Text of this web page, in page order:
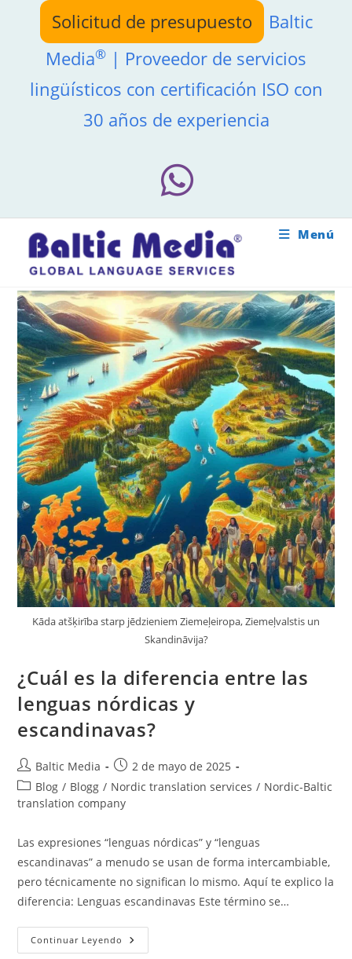
contenido
Solicitud de presupuesto
Baltic
Media® | Proveedor de servicios
lingüísticos con certificación ISO con
30 años de experiencia
Menú
Kāda atšķirība starp jēdzieniem Ziemeļeiropa, Ziemeļvalstis un
Skandināvija?
¿Cuál es la diferencia entre las
lenguas nórdicas y
escandinavas?
Autor
de
la
Baltic Media
Publicación
de
la
entrada:
2 de mayo de 2025
Categoría
de
Blog / Blogg / Nordic translation services / Nordic-Baltic
translation company
Las expresiones “lenguas nórdicas” y “lenguas
escandinavas” a menudo se usan de forma intercambiable,
pero técnicamente no significan lo mismo. Aquí te explico la
diferencia: Lenguas escandinavas Este término se…
Continuar Leyendo ¿Cuál
Es